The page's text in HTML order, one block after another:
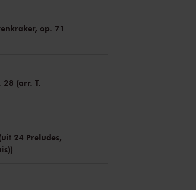
op. 71
28 (arr. T.
24 Preludes,